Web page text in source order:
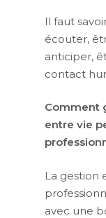
Il faut
écouter,
anticiper,
contact
Comment
entre vie
La gestion
avec une